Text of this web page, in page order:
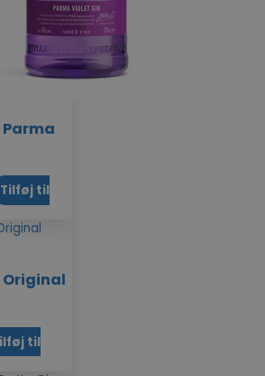
Tilføj til
Original
til